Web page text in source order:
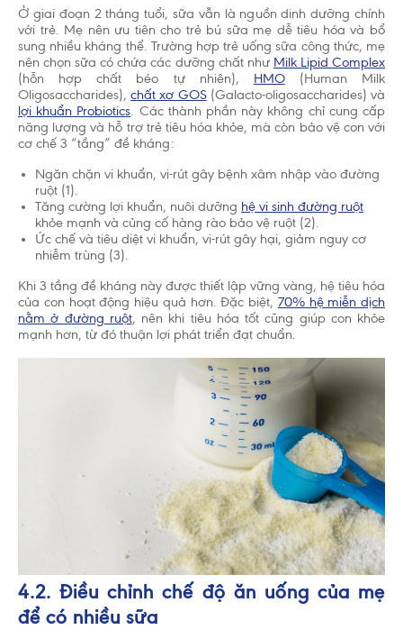
Ở giai đoạn 2 tháng tuổi, sữa vẫn là nguồn dinh dưỡng chính
với trẻ. Mẹ nên ưu tiên cho trẻ bú sữa mẹ dễ tiêu hóa và bổ
sung nhiều kháng thể. Trường hợp trẻ uống sữa công thức, mẹ
nên chọn sữa có chứa các dưỡng chất như Milk Lipid Complex
(hỗn hợp chất béo tự nhiên), HMO(Human Milk
Oligosaccharides),chất xơ GOS(Galacto-oligosaccharides) và
lợi khuẩn Probiotics. Các thành phần này không chỉ cung cấp
năng lượng và hỗ trợ trẻ tiêu hóa khỏe, mà còn bảo vệ con với
cơ chế 3 “tầng” đề kháng:
Ngăn chặn vi khuẩn, vi-rút gây bệnh xâm nhập vào đường
ruột (1).
Tăng cường lợi khuẩn, nuôi dưỡng hệ vi sinh đường ruột
khỏe mạnh và củng cố hàng rào bảo vệ ruột (2).
Ức chế và tiêu diệt vi khuẩn, vi-rút gây hại, giảm nguy cơ
nhiễm trùng (3).
Khi 3 tầng đề kháng này được thiết lập vững vàng, hệ tiêu hóa
của con hoạt động hiệu quả hơn. Đặc biệt, 70% hệ miễn dịch
nằm ở đường ruột, nên khi tiêu hóa tốt cũng giúp con khỏe
mạnh hơn, từ đó thuận lợi phát triển đạt chuẩn.
4.2. Điều chỉnh chế độ ăn uống của mẹ
để có nhiều sữa